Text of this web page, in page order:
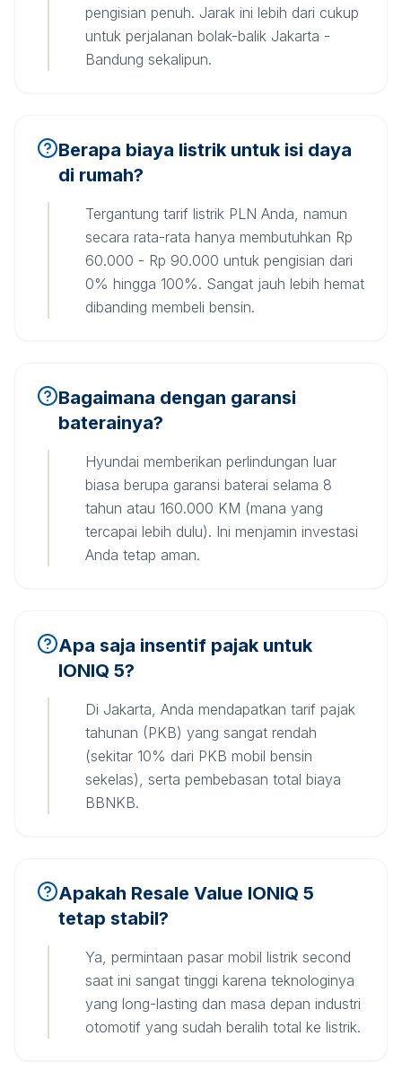
pengisian penuh. Jarak ini lebih dari cukup
untuk perjalanan bolak-balik Jakarta -
Bandung sekalipun.
Berapa biaya listrik untuk isi daya
di rumah?
Tergantung tarif listrik PLN Anda, namun
secara rata-rata hanya membutuhkan Rp
60.000 - Rp 90.000 untuk pengisian dari
0% hingga 100%. Sangat jauh lebih hemat
dibanding membeli bensin.
Bagaimana dengan garansi
baterainya?
Hyundai memberikan perlindungan luar
biasa berupa garansi baterai selama 8
tahun atau 160.000 KM (mana yang
tercapai lebih dulu). Ini menjamin investasi
Anda tetap aman.
Apa saja insentif pajak untuk
IONIQ 5?
Di Jakarta, Anda mendapatkan tarif pajak
tahunan (PKB) yang sangat rendah
(sekitar 10% dari PKB mobil bensin
sekelas), serta pembebasan total biaya
BBNKB.
Apakah Resale Value IONIQ 5
tetap stabil?
Ya, permintaan pasar mobil listrik second
saat ini sangat tinggi karena teknologinya
yang long-lasting dan masa depan industri
otomotif yang sudah beralih total ke listrik.